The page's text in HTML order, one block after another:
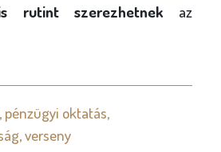
rutint szerezhetnekaz
pénzügyi oktatás
verseny